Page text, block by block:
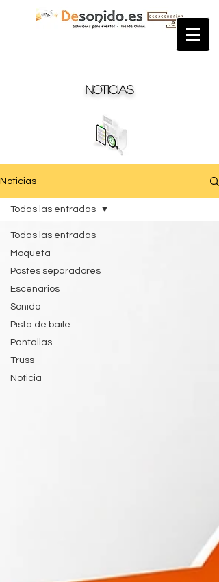
Noticias
Noticias
Todas las entradas
Moqueta
Postes separadores
Escenarios
Sonido
Pista de baile
Pantallas
Truss
Noticia
Todas las entradas